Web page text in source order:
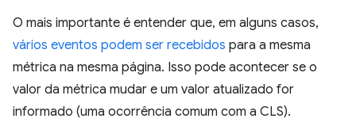
O mais importante é entender que, em alguns casos,
vários eventos podem ser recebidos para a mesma
métrica na mesma página. Isso pode acontecer se o
valor da métrica mudar e um valor atualizado for
informado (uma ocorrência comum com a CLS).